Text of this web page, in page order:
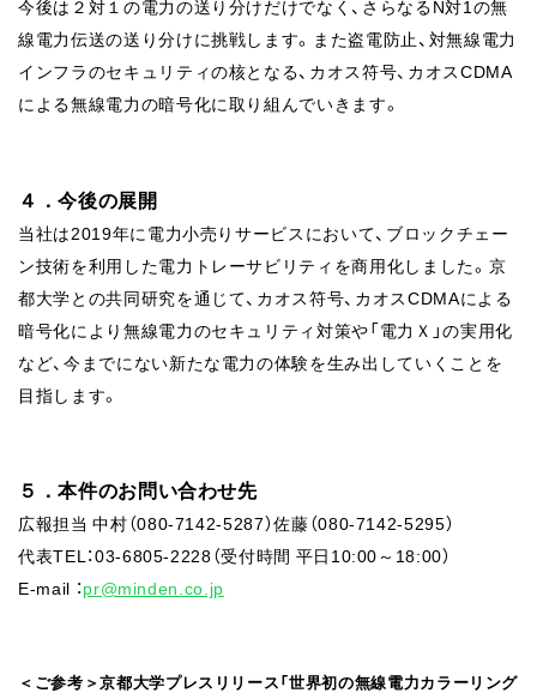
今後は２対１の電⼒の送り分けだけでなく、さらなるN対1の無
線電⼒伝送の送り分けに挑戦します。また盗電防⽌、対無線電⼒
インフラのセキュリティの核となる、カオス符号、カオスCDMA
による無線電⼒の暗号化に取り組んでいきます。
４．今後の展開
当社は2019年に電力小売りサービスにおいて、ブロックチェー
ン技術を利用した電力トレーサビリティを商用化しました。京
都大学との共同研究を通じて、カオス符号、カオスCDMAによる
暗号化により無線電力のセキュリティ対策や「電力Ｘ」の実用化
など、今までにない新たな電力の体験を生み出していくことを
目指します。
５．本件のお問い合わせ先
広報担当 中村（080-7142-5287）佐藤（080-7142-5295）
代表TEL：03-6805-2228（受付時間 平日10:00～18:00）
E-mail ：pr@minden.co.jp
＜ご参考＞京都大学プレスリリース「世界初の無線電力カラーリング